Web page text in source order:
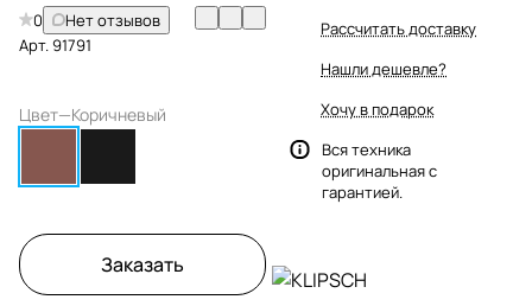
0
Нет отзывов
Арт.91791
Цвет—Коричневый
Заказать
Рассчитать доставку
Нашли дешевле?
Хочу в подарок
Вся техника
оригинальная с
гарантией.